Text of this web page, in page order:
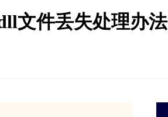
文件丢失处理办法